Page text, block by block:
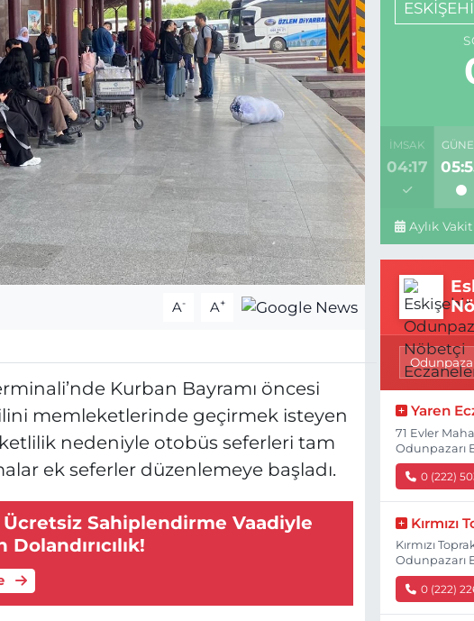
A- A+
Kurban Bayramı öncesi
memleketlerinde geçirmek isteyen
nedeniyle otobüs seferleri tam
ek seferler düzenlemeye başladı.
Ücretsiz Sahiplendirme Vaadiyle
İMSAK
04:17
Aylık
Yaren
71 Evler
Odunpazarı
0 (222)
Kırmızı
Kırmızı
Odunpazarı
0 (222)